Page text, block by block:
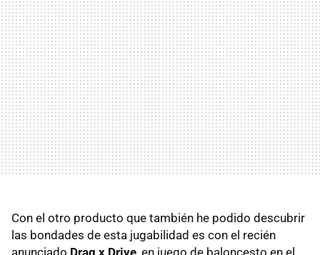
Con el otro producto que también he podido descubrir
las bondades de esta jugabilidad es con el recién